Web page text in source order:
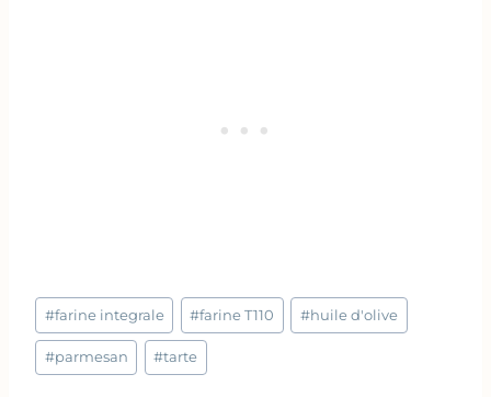
Étiquettes
de
la
#farine integrale #farine T110 #huile d'olive
#parmesan #tarte